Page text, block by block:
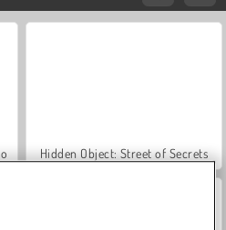
Hidden Object: Street of Secrets